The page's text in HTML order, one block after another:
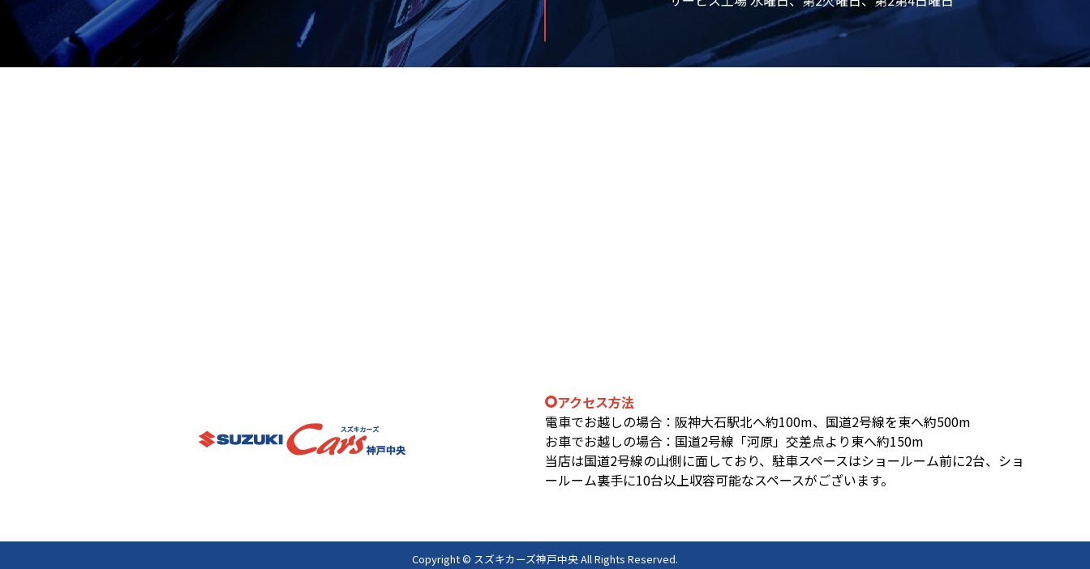
アクセス方法
電車でお越しの場合：阪神大石駅北へ約100m、国道2号線を東へ約500m
お車でお越しの場合：国道2号線「河原」交差点より東へ約150m
当店は国道2号線の山側に面しており、駐車スペースはショールーム前に2台、ショ
ールーム裏手に10台以上収容可能なスペースがございます。
Copyright © スズキカーズ神戸中央 All Rights Reserved.